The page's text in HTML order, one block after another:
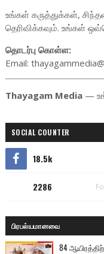
உங்கள் கருத்துக்கள்,
தெரிவிக்கவும். உங்கள்
தொடர்பு கொள்ள:
Email:
Thayagam Media—
SOCIAL COUNTER
18.5k
2286
பிரபல்யமானவை
84